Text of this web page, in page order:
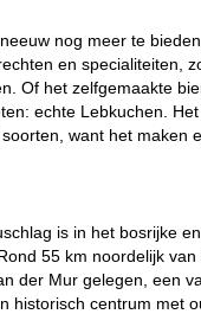
nog meer te
en specialiteiten,
Of het zelfgemaakte
echte Lebkuchen.
want het maken
is in het bosrijke
55 km noordelijk van
der Mur gelegen, een
historisch centrum met